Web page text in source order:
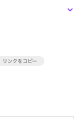
ラフラ